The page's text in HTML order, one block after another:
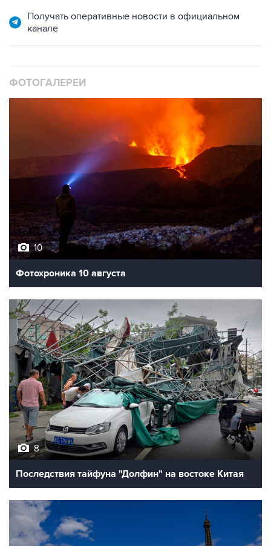
Получать оперативные новости в официальном
канале
ФОТОГАЛЕРЕИ
10
Фотохроника 10 августа
8
Последствия тайфуна "Долфин" на востоке Китая